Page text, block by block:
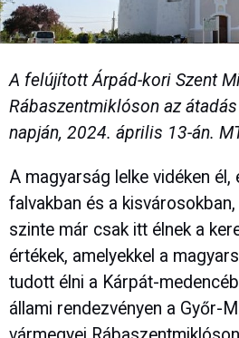
A felújított Árpád-kori Szent
Rábaszentmiklóson az
napján, 2024. április 13-án.
A magyarság lelke vidéken él,
falvakban és a
szinte már csak itt élnek a
értékek, amelyekkel a
tudott élni a Kárpát-
állami rendezvényen a Győr-